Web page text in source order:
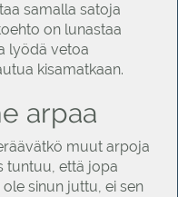
samalla satoja
on lunastaa
lyödä vetoa
kisamatkaan.
arpaa
muut arpoja
tuntuu, että jopa
sinun juttu, ei sen